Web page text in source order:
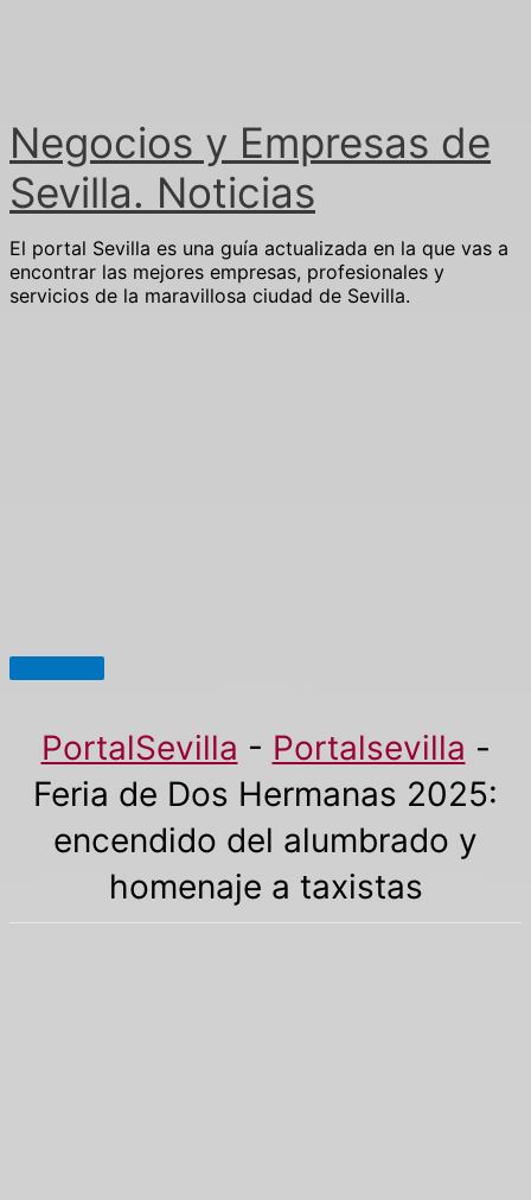
Negocios y Empresas de
Sevilla. Noticias
El portal Sevilla es una guía actualizada en la que vas a
encontrar las mejores empresas, profesionales y
servicios de la maravillosa ciudad de Sevilla.
Menú
PortalSevilla - Portalsevilla -
Feria de Dos Hermanas 2025:
encendido del alumbrado y
homenaje a taxistas